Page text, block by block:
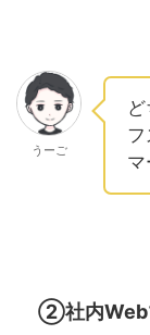
うーご
マ
②社内Web